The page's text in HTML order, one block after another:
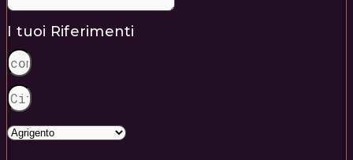
I tuoi Riferimenti